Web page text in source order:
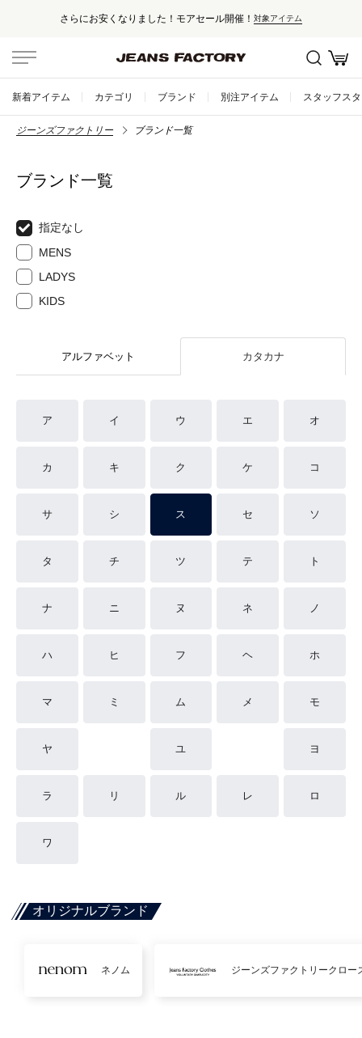
さらにお安くなりました！モアセール開催！ 対象アイテム
新着アイテム カテゴリ ブランド 別注アイテム スタッフス
ジーンズファクトリー ブランド一覧
ブランド一覧
指定なし
MENS
LADYS
KIDS
アルファベット カタカナ
ア イ ウ エ オ
カ キ ク ケ コ
サ シ ス セ ソ
タ チ ツ テ ト
ナ ニ ヌ ネ ノ
ハ ヒ フ ヘ ホ
マ ミ ム メ モ
ヤ ユ ヨ
ラ リ ル レ ロ
ワ
オリジナルブランド
ネノム ジーンズファクトリークロー